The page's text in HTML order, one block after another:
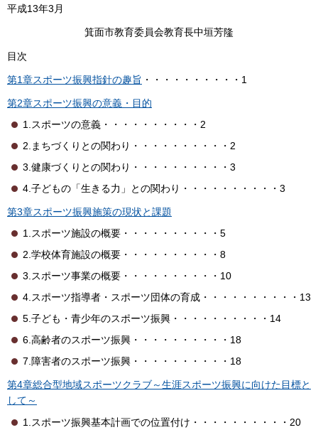
平成13年3月
箕面市教育委員会教育長中垣芳隆
目次
第1章スポーツ振興指針の趣旨 ・・・・・・・・・・1
第2章スポーツ振興の意義・目的
1.スポーツの意義・・・・・・・・・・2
2.まちづくりとの関わり・・・・・・・・・・2
3.健康づくりとの関わり・・・・・・・・・・3
4.子どもの「生きる力」との関わり・・・・・・・・・・3
第3章スポーツ振興施策の現状と課題
1.スポーツ施設の概要・・・・・・・・・・5
2.学校体育施設の概要・・・・・・・・・・8
3.スポーツ事業の概要・・・・・・・・・・10
4.スポーツ指導者・スポーツ団体の育成・・・・・・・・・・13
5.子ども・青少年のスポーツ振興・・・・・・・・・・14
6.高齢者のスポーツ振興・・・・・・・・・・18
7.障害者のスポーツ振興・・・・・・・・・・18
第4章総合型地域スポーツクラブ～生涯スポーツ振興に向けた目標と
して～
1.スポーツ振興基本計画での位置付け・・・・・・・・・・20